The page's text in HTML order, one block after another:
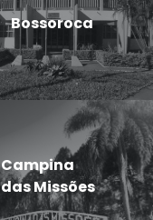
Bossoroca
Campina
das Missões